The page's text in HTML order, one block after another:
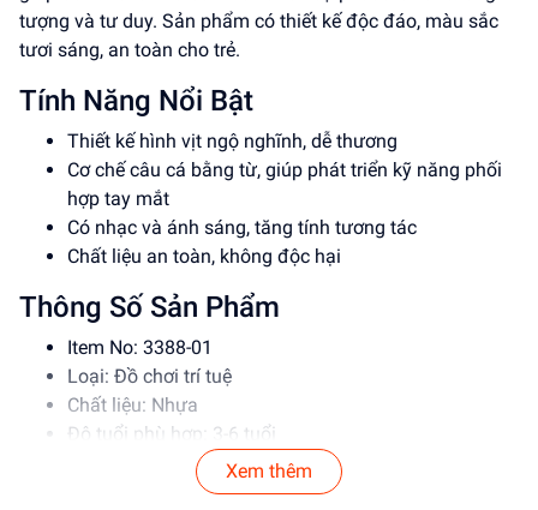
tượng và tư duy. Sản phẩm có thiết kế độc đáo, màu sắc
tươi sáng, an toàn cho trẻ.
Tính Năng Nổi Bật
Thiết kế hình vịt ngộ nghĩnh, dễ thương
Cơ chế câu cá bằng từ, giúp phát triển kỹ năng phối
hợp tay mắt
Có nhạc và ánh sáng, tăng tính tương tác
Chất liệu an toàn, không độc hại
Thông Số Sản Phẩm
Item No: 3388-01
Loại: Đồ chơi trí tuệ
Chất liệu: Nhựa
Độ tuổi phù hợp: 3-6 tuổi
Hướng Dẫn Sử Dụng
Xem thêm